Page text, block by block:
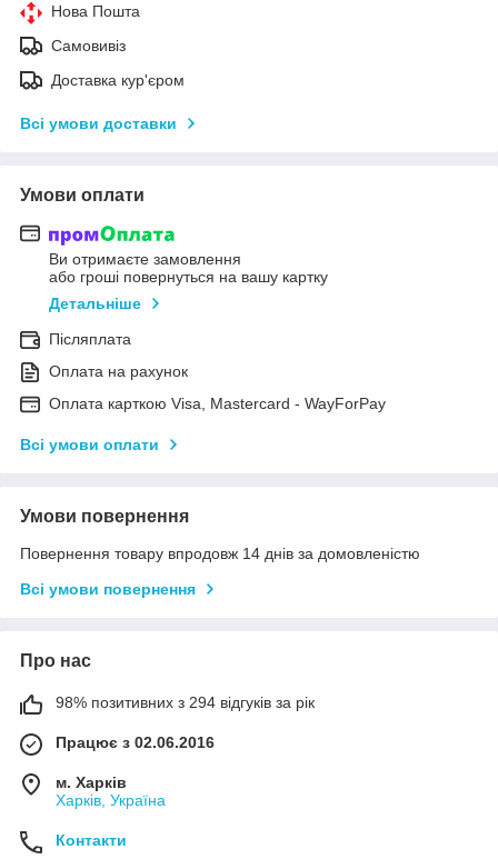
Нова Пошта
Самовивіз
Доставка кур'єром
Всі умови доставки
Умови оплати
Ви отримаєте замовлення
або гроші повернуться на вашу картку
Детальніше
Післяплата
Оплата на рахунок
Оплата карткою Visa, Mastercard - WayForPay
Всі умови оплати
Умови повернення
Повернення товару впродовж 14 днів за домовленістю
Всі умови повернення
Про нас
98% позитивних з 294 відгуків за рік
Працює з 02.06.2016
м. Харків
Харків, Україна
Контакти